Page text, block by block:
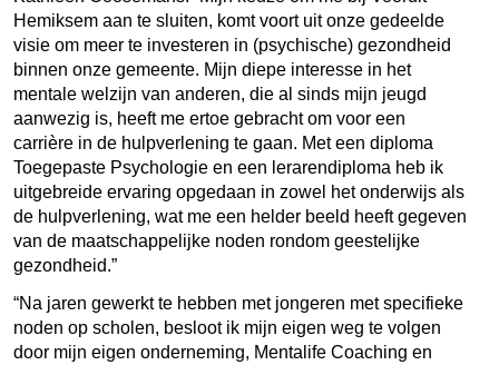
Hemiksem aan te sluiten, komt voort uit onze gedeelde
visie om meer te investeren in (psychische) gezondheid
binnen onze gemeente. Mijn diepe interesse in het
mentale welzijn van anderen, die al sinds mijn jeugd
aanwezig is, heeft me ertoe gebracht om voor een
carrière in de hulpverlening te gaan. Met een diploma
Toegepaste Psychologie en een lerarendiploma heb ik
uitgebreide ervaring opgedaan in zowel het onderwijs als
de hulpverlening, wat me een helder beeld heeft gegeven
van de maatschappelijke noden rondom geestelijke
gezondheid.”
“Na jaren gewerkt te hebben met jongeren met specifieke
noden op scholen, besloot ik mijn eigen weg te volgen
door mijn eigen onderneming, Mentalife Coaching en